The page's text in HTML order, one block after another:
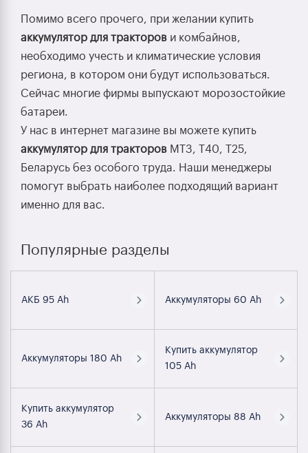
Помимо всего прочего, при желании купить
аккумулятор для тракторов и комбайнов,
необходимо учесть и климатические условия
региона, в котором они будут использоваться.
Сейчас многие фирмы выпускают морозостойкие
батареи.
У нас в интернет магазине вы можете купить
аккумулятор для тракторов МТЗ, Т40, Т25,
Беларусь без особого труда. Наши менеджеры
помогут выбрать наиболее подходящий вариант
именно для вас.
Популярные разделы
АКБ 95 Ah Аккумуляторы 60 Ah
Аккумуляторы 180 Ah
Купить аккумулятор
105 Ah
Купить аккумулятор
36 Ah
Аккумуляторы 88 Ah